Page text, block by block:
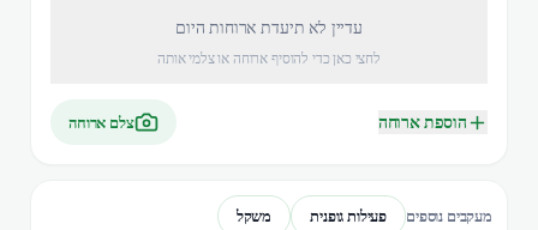
עדיין לא תיעדת ארוחות היום
לחצי כאן כדי להוסיף ארוחה או צלמי אותה
הוספת ארוחה צלם ארוחה
מעקבים נוספים פעילות גופנית משקל